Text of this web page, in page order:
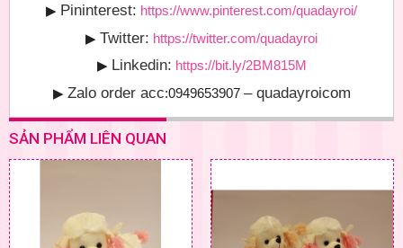
▶ Pininterest: https://www.pinterest.com/quadayroi/
▶ Twitter: https://twitter.com/quadayroi
▶ Linkedin: https://bit.ly/2BM815M
▶ Zalo order acc:0949653907 – quadayroicom
SẢN PHẨM LIÊN QUAN